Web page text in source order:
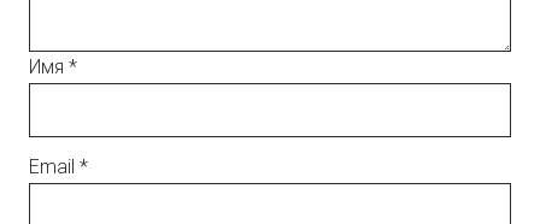
Имя *
Email *